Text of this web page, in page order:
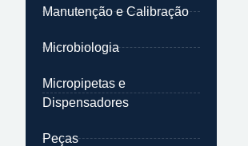
Manutenção e Calibração
Microbiologia
Micropipetas e
Dispensadores
Peças